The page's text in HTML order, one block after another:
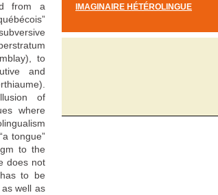
from a
to
and
of
where
tongue”
to the
does not
to be
well as
IMAGINAIRE HÉTÉROLINGUE